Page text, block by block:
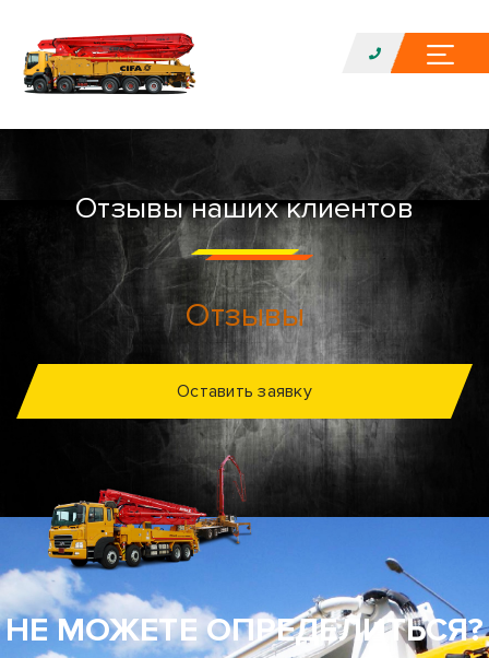
Отзывы наших клиентов
Отзывы
Оставить заявку
НЕ МОЖЕТЕ ОПРЕДЕЛИТЬСЯ?